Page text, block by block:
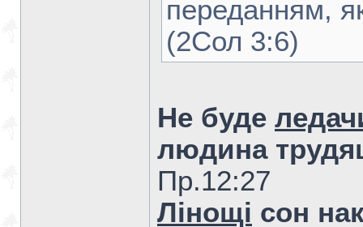
переданням,
(2Сол 3:6)
Не буде
людина
Пр.12:27
Лінощі сон